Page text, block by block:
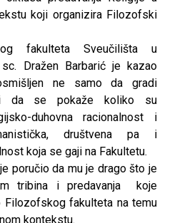
koji organizira Filozofski
fakulteta Sveučilišta u
Dražen Barbarić je kazao
ne samo da gradi
da se pokaže koliko su
duhovna racionalnost i
društvena pa i
koja se gaji na Fakultetu.
poručio da mu je drago što je
tribina i predavanja koje
Filozofskog fakulteta na temu
kontekstu.